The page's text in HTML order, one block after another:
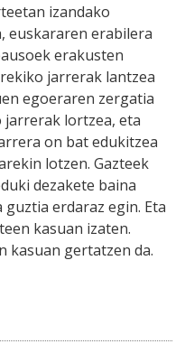
izandako
euskararen erabilera
erakusten
jarrerak lantzea
egoeraren zergatia
jarrerak lortzea, eta
on bat edukitzea
lotzen. Gazteek
dezakete baina
erdaraz egin. Eta
kasuan izaten.
kasuan gertatzen da.